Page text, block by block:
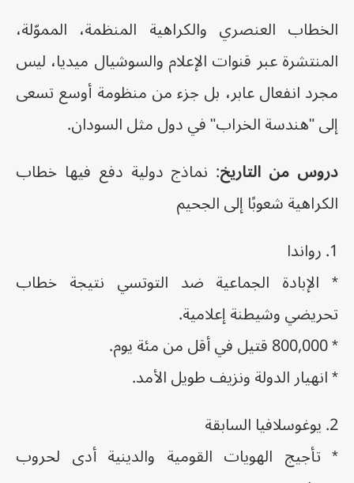
الخطاب العنصري والكراهية المنظمة، المموّلة،
المنتشرة عبر قنوات الإعلام والسوشيال ميديا، ليس
مجرد انفعال عابر، بل جزء من منظومة أوسع تسعى
إلى "هندسة الخراب" في دول مثل السودان.
دروس من التاريخ: نماذج دولية دفع فيها خطاب
الكراهية شعوبًا إلى الجحيم
1. رواندا
* الإبادة الجماعية ضد التوتسي نتيجة خطاب
تحريضي وشيطنة إعلامية.
* 800,000 قتيل في أقل من مئة يوم.
* انهيار الدولة ونزيف طويل الأمد.
2. يوغوسلافيا السابقة
* تأجيج الهويات القومية والدينية أدى لحروب